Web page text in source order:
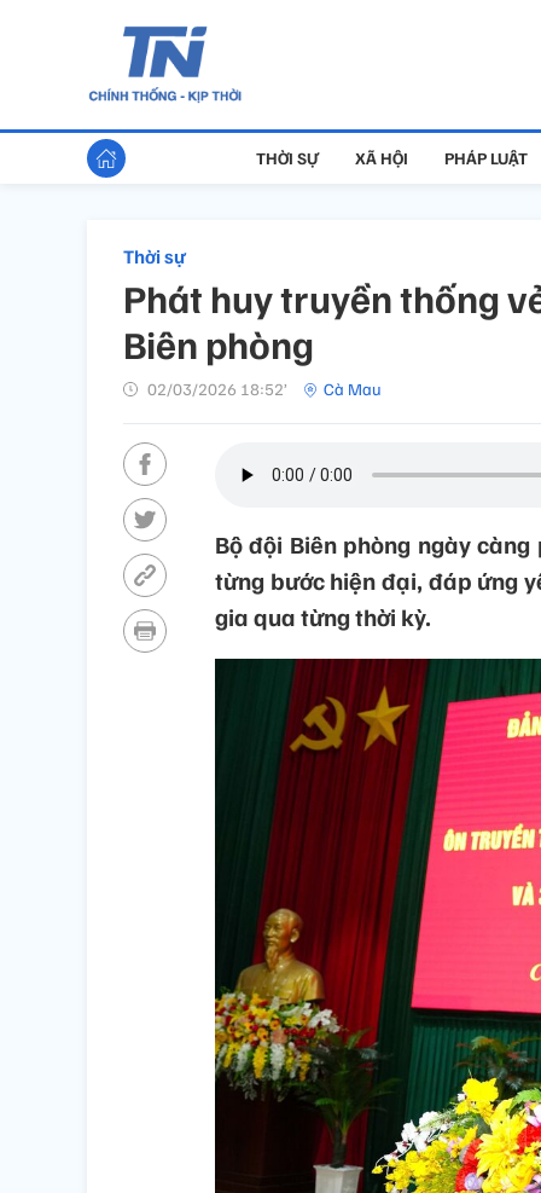
THỜI SỰ XÃ HỘI PHÁP LUẬT
Thời sự
Phát huy truyền thống
Biên phòng
02/03/2026 18:52’ Cà Mau
Bộ đội Biên phòng ngày
từng bước hiện đại, đáp ứng
gia qua từng thời kỳ.